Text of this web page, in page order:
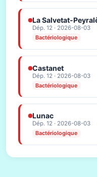
La Salvetat-
Dép. 12 · 2026-08-03
Bactériologique
Castanet
Dép. 12 · 2026-08-03
Bactériologique
Lunac
Dép. 12 · 2026-08-03
Bactériologique